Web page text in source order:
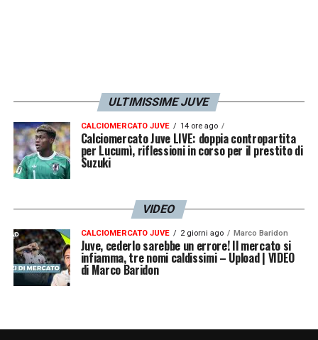
L’ennesimo capolavoro, questa volta con l’Aston
Villa contro il Lille, neutralizzando 2 rigori e
blindando la qualificazione.
LA PLAYLIST DELLE NOSTRE TOP NEWS
ULTIMISSIME JUVE
CALCIOMERCATO JUVE 14 ore ago
Calciomercato Juve LIVE: doppia contropartita
per Lucumì, riflessioni in corso per il prestito di
Suzuki
VIDEO
CALCIOMERCATO JUVE 2 giorni ago Marco Baridon
Juve, cederlo sarebbe un errore! Il mercato si
infiamma, tre nomi caldissimi – Upload | VIDEO
di Marco Baridon